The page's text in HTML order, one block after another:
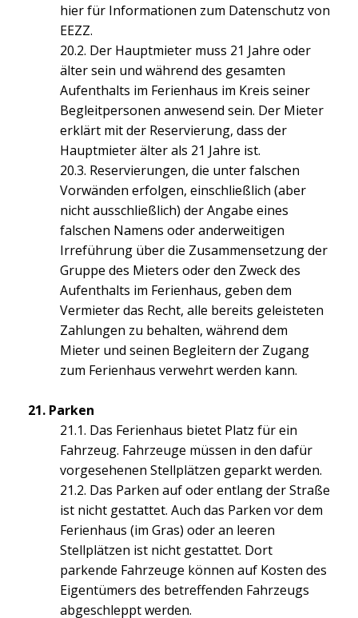
hier für Informationen zum Datenschutz von
EEZZ.
20.2. Der Hauptmieter muss 21 Jahre oder
älter sein und während des gesamten
Aufenthalts im Ferienhaus im Kreis seiner
Begleitpersonen anwesend sein. Der Mieter
erklärt mit der Reservierung, dass der
Hauptmieter älter als 21 Jahre ist.
20.3. Reservierungen, die unter falschen
Vorwänden erfolgen, einschließlich (aber
nicht ausschließlich) der Angabe eines
falschen Namens oder anderweitigen
Irreführung über die Zusammensetzung der
Gruppe des Mieters oder den Zweck des
Aufenthalts im Ferienhaus, geben dem
Vermieter das Recht, alle bereits geleisteten
Zahlungen zu behalten, während dem
Mieter und seinen Begleitern der Zugang
zum Ferienhaus verwehrt werden kann.
21. Parken
21.1. Das Ferienhaus bietet Platz für ein
Fahrzeug. Fahrzeuge müssen in den dafür
vorgesehenen Stellplätzen geparkt werden.
21.2. Das Parken auf oder entlang der Straße
ist nicht gestattet. Auch das Parken vor dem
Ferienhaus (im Gras) oder an leeren
Stellplätzen ist nicht gestattet. Dort
parkende Fahrzeuge können auf Kosten des
Eigentümers des betreffenden Fahrzeugs
abgeschleppt werden.